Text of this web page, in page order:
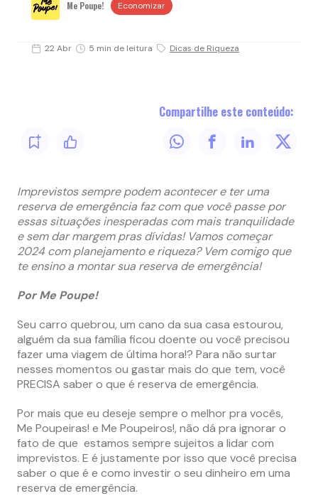
Me Poupe! Economizar
22 Abr 5 min de leitura Dicas de Riqueza
Compartilhe este conteúdo:
Imprevistos sempre podem acontecer e ter uma
reserva de emergência faz com que você passe por
essas situações inesperadas com mais tranquilidade
e sem dar margem pras dívidas! Vamos começar
2024 com planejamento e riqueza? Vem comigo que
te ensino a montar sua reserva de emergência!
Por Me Poupe!
Seu carro quebrou, um cano da sua casa estourou,
alguém da sua família ficou doente ou você precisou
fazer uma viagem de última hora!? Para não surtar
nesses momentos ou gastar mais do que tem, você
PRECISA saber o que é reserva de emergência.
Por mais que eu deseje sempre o melhor pra vocês,
Me Poupeiras! e Me Poupeiros!, não dá pra ignorar o
fato de que estamos sempre sujeitos a lidar com
imprevistos. E é justamente por isso que você precisa
saber o que é e como investir o seu dinheiro em uma
reserva de emergência.